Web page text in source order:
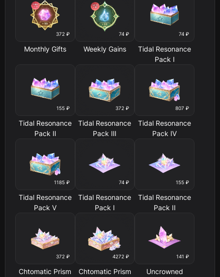
372 ₽
Monthly Gifts
74 ₽
Weekly Gains
74 ₽
Tidal Resonance
Pack Ⅰ
155 ₽
Tidal Resonance
Pack Ⅱ
372 ₽
Tidal Resonance
Pack Ⅲ
807 ₽
Tidal Resonance
Pack Ⅳ
1185 ₽
Tidal Resonance
Pack Ⅴ
74 ₽
Tidal Resonance
Pack I
155 ₽
Tidal Resonance
Pack II
372 ₽
Chtomatic Prism
4272 ₽
Chtomatic Prism
141 ₽
Uncrowned